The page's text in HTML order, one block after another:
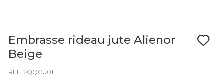
Embrasse rideau jute Alienor
Beige
REF. 2QQCU01